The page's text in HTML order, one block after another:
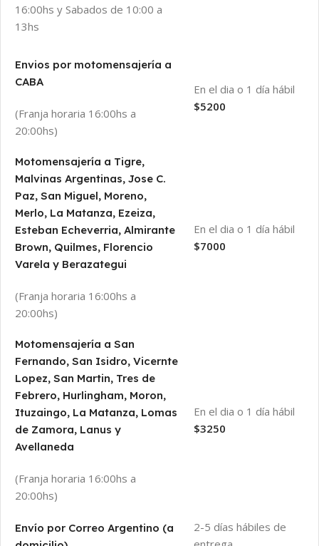
16:00hs y Sabados de 10:00 a
13hs
Envios por motomensajería a
CABA
(Franja horaria 16:00hs a
20:00hs)
En el dia o 1 día hábil
$5200
Motomensajería a Tigre,
Malvinas Argentinas, Jose C.
Paz, San Miguel, Moreno,
Merlo, La Matanza, Ezeiza,
Esteban Echeverria, Almirante
Brown, Quilmes, Florencio
Varela y Berazategui
(Franja horaria 16:00hs a
20:00hs)
En el dia o 1 día hábil
$7000
Motomensajería a San
Fernando, San Isidro, Vicernte
Lopez, San Martin, Tres de
Febrero, Hurlingham, Moron,
Ituzaingo, La Matanza, Lomas
de Zamora, Lanus y
Avellaneda
(Franja horaria 16:00hs a
20:00hs)
En el dia o 1 día hábil
$3250
Envío por Correo Argentino (a
2-5 días hábiles de